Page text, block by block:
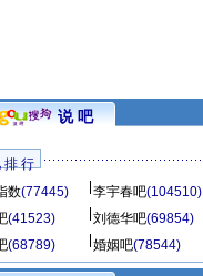
说 吧
排 行
数(77445) 李宇春吧(104510)
(41523) 刘德华吧(69854)
(68789) 婚姻吧(78544)